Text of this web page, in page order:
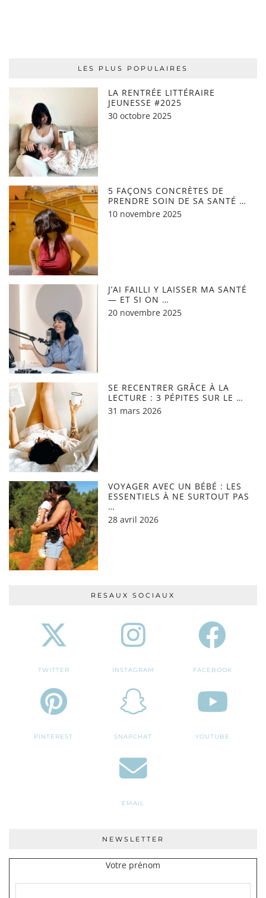
LES PLUS POPULAIRES
LA RENTRÉE LITTÉRAIRE
JEUNESSE #2025
30 octobre 2025
5 FAÇONS CONCRÈTES DE
PRENDRE SOIN DE SA SANTÉ …
10 novembre 2025
J’AI FAILLI Y LAISSER MA SANTÉ
— ET SI ON …
20 novembre 2025
SE RECENTRER GRÂCE À LA
LECTURE : 3 PÉPITES SUR LE …
31 mars 2026
VOYAGER AVEC UN BÉBÉ : LES
ESSENTIELS À NE SURTOUT PAS
…
28 avril 2026
RESAUX SOCIAUX
TWITTER INSTAGRAM FACEBOOK
PINTEREST SNAPCHAT YOUTUBE
EMAIL
NEWSLETTER
Votre prénom